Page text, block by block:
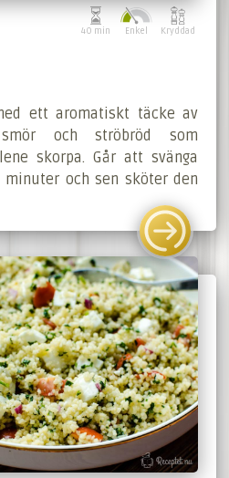
40 min Enkel Kryddad
ett aromatiskt täcke av
och ströbröd som
skorpa. Går att svänga
och sen sköter den